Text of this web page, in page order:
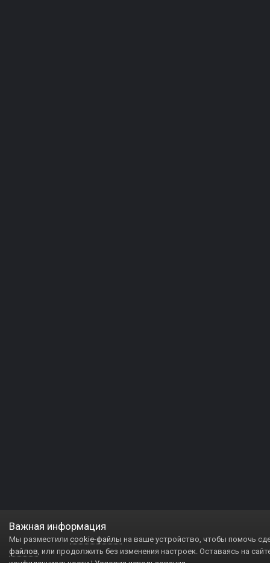
Важная информация
Мы разместили cookie-файлы на ваше устройство, чтобы помочь
файлов, или продолжить без изменения настроек. Оставаясь на